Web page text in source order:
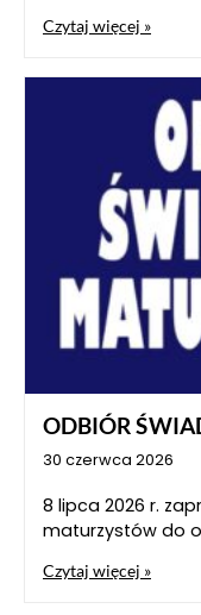
Czytaj więcej »
ODBIÓR
30 czerwca 2026
8 lipca 2026 r.
maturzystów do
Czytaj więcej »